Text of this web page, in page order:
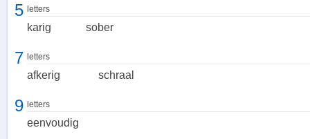
Wanneer iets niet overvloedig is, kan het ook worden beschreven
als eenvoudig, sober, schraal of karig. Dit impliceert dat er geen
5 letters
karig sober
7 letters
afkerig schraal
9 letters
eenvoudig